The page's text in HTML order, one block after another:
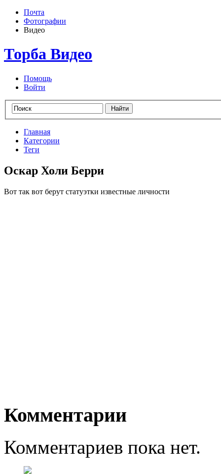
Почта
Фотографии
Видео
Торба Видео
Помощь
Войти
Главная
Категории
Теги
Оскар Холи Берри
Вот так вот берут статуэтки известные личности
Комментарии
Комментариев пока нет.